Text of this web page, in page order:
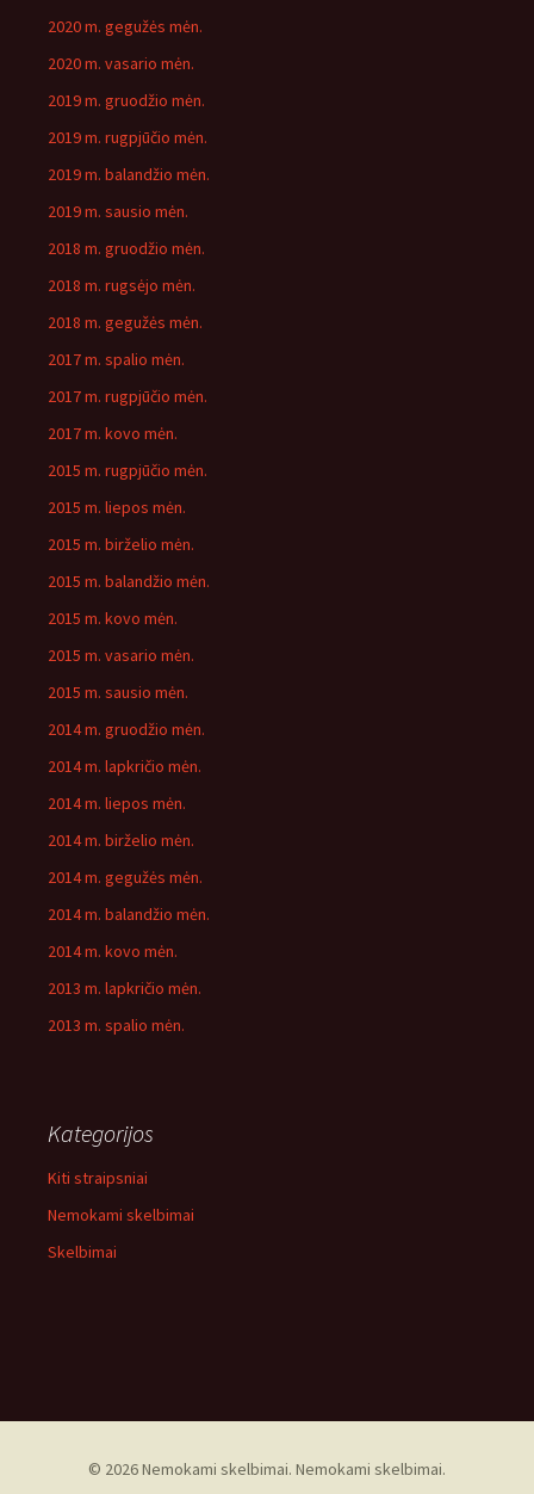
2020 m. gegužės mėn.
2020 m. vasario mėn.
2019 m. gruodžio mėn.
2019 m. rugpjūčio mėn.
2019 m. balandžio mėn.
2019 m. sausio mėn.
2018 m. gruodžio mėn.
2018 m. rugsėjo mėn.
2018 m. gegužės mėn.
2017 m. spalio mėn.
2017 m. rugpjūčio mėn.
2017 m. kovo mėn.
2015 m. rugpjūčio mėn.
2015 m. liepos mėn.
2015 m. birželio mėn.
2015 m. balandžio mėn.
2015 m. kovo mėn.
2015 m. vasario mėn.
2015 m. sausio mėn.
2014 m. gruodžio mėn.
2014 m. lapkričio mėn.
2014 m. liepos mėn.
2014 m. birželio mėn.
2014 m. gegužės mėn.
2014 m. balandžio mėn.
2014 m. kovo mėn.
2013 m. lapkričio mėn.
2013 m. spalio mėn.
Kategorijos
Kiti straipsniai
Nemokami skelbimai
Skelbimai
© 2026 Nemokami skelbimai. Nemokami skelbimai.